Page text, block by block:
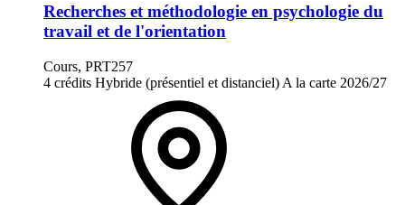
Recherches et méthodologie en psychologie du
travail et de l'orientation
Cours, PRT257
4 crédits Hybride (présentiel et distanciel) A la carte 2026/27